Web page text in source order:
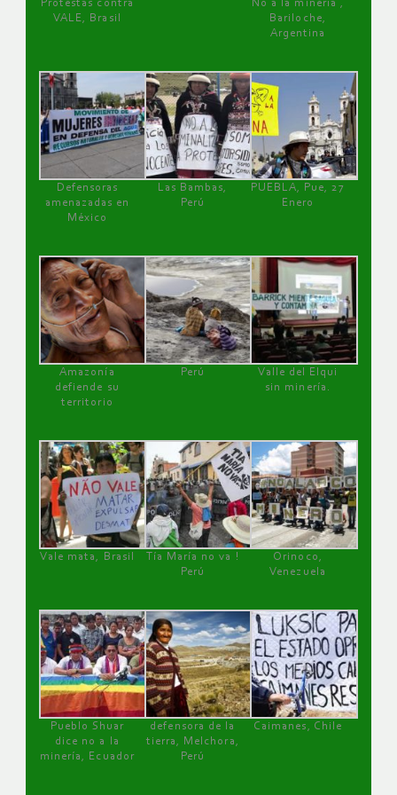
Protestas contra
VALE, Brasil
No a la minería ,
Bariloche,
Argentina
Defensoras
amenazadas en
México
Las Bambas,
Perú
PUEBLA, Pue, 27
Enero
Amazonía
defiende su
territorio
Perú
Valle del Elqui
sin minería.
Vale mata, Brasil
Tía María no va !
Perú
Orinoco,
Venezuela
Pueblo Shuar
dice no a la
minería, Ecuador
defensora de la
tierra, Melchora,
Perú
Caimanes, Chile